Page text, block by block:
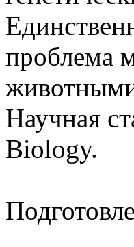
проблема
Научная
Biology.